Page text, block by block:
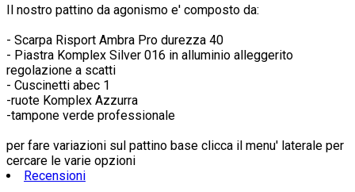
Il nostro pattino da agonismo e' composto da:
- Scarpa Risport Ambra Pro durezza 40
- Piastra Komplex Silver 016 in alluminio alleggerito
regolazione a scatti
- Cuscinetti abec 1
-ruote Komplex Azzurra
-tampone verde professionale
per fare variazioni sul pattino base clicca il menu' laterale per
cercare le varie opzioni
Recensioni